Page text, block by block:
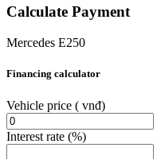
Calculate Payment
Mercedes E250
Financing calculator
Vehicle price ( vnđ)
Interest rate (%)